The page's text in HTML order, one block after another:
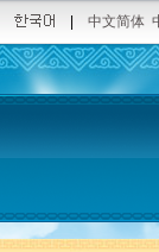
中文简体